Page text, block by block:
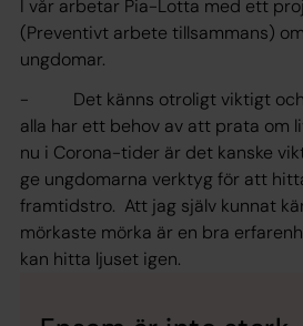
I vår arbetar Pia-Lotta med ett
(Preventivt arbete tillsammans)
ungdomar.
- Det känns otroligt viktigt och
alla har ett behov av att prata om
nu i Corona-tider är det kanske
ge ungdomarna verktyg för att
framtidstro. Att jag själv kunnat
mörkaste mörka är en bra
kan hitta ljuset igen.